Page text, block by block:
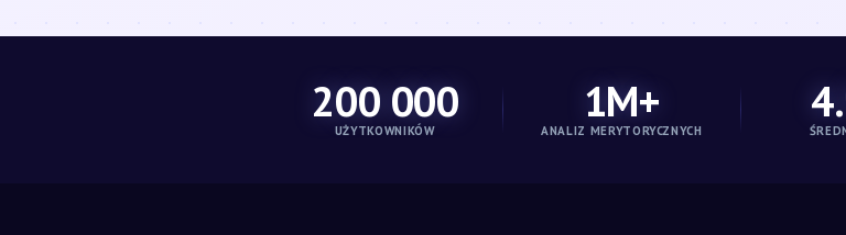
200 000
UŻYTKOWNIKÓW
1M+
ANALIZ MERYTORYCZNYCH